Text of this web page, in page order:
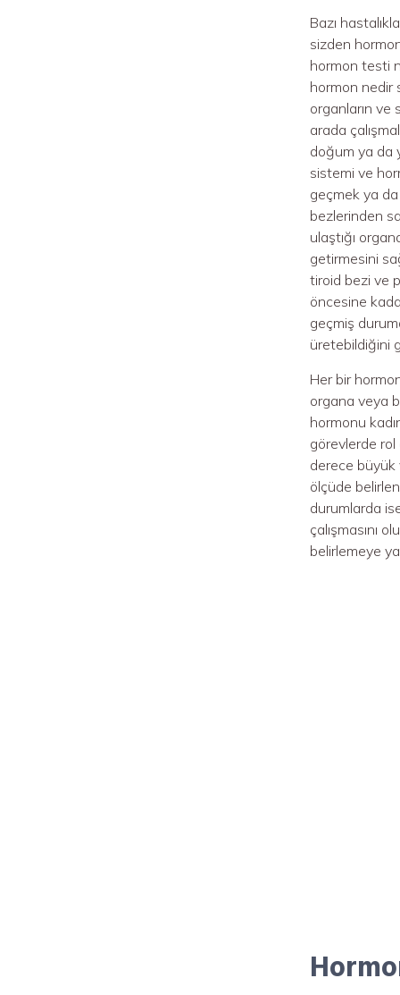
Bazı
sizden
hormon testi
hormon nedir
organların ve
arada
doğum ya da
sistemi ve
geçmek ya
bezlerinden
ulaştığı
getirmesini
tiroid bezi ve
öncesine
geçmiş
üretebildiğini
Her bir
organa veya
hormonu
görevlerde rol
derece büyük
ölçüde
durumlarda
çalışmasını
belirlemeye